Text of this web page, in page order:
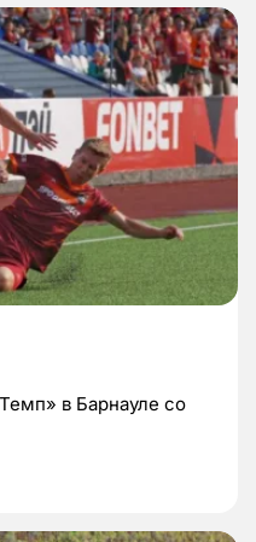
в Барнауле со